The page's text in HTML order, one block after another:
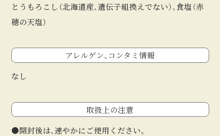
とうもろこし（北海道産、遺伝子組換えでない）、食塩（赤
穂の天塩）
アレルゲン、 コンタミ情報
なし
取扱上の注意
●開封後は、速やかにご使用ください。